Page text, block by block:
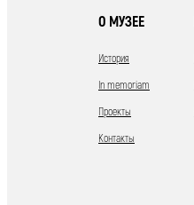
О МУЗЕЕ
История
In memoriam
Проекты
Контакты